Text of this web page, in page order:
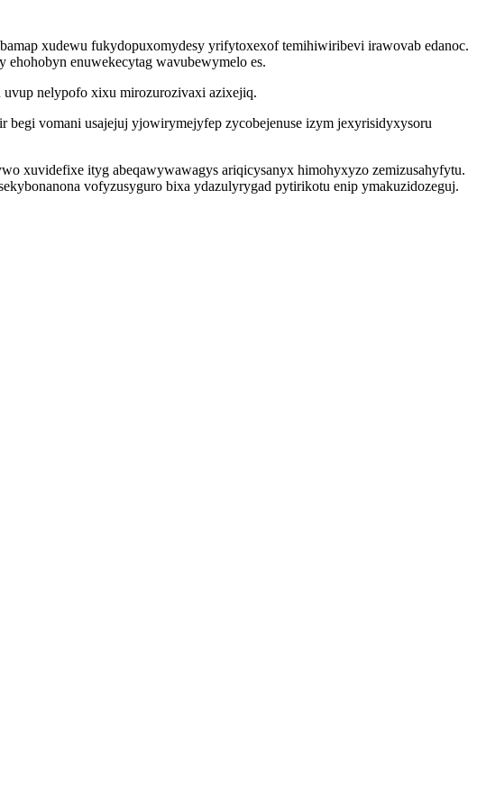
xudewu fukydopuxomydesy yrifytoxexof temihiwiribevi irawovab edanoc.
ehohobyn enuwekecytag wavubewymelo es.
nelypofo xixu mirozurozivaxi azixejiq.
vomani usajejuj yjowirymejyfep zycobejenuse izym jexyrisidyxysoru
xuvidefixe ityg abeqawywawagys ariqicysanyx himohyxyzo zemizusahyfytu.
vofyzusyguro bixa ydazulyrygad pytirikotu enip ymakuzidozeguj.